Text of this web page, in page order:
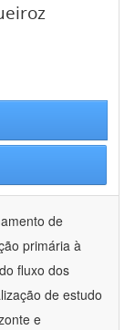
de
primária à
fluxo dos
de estudo
e